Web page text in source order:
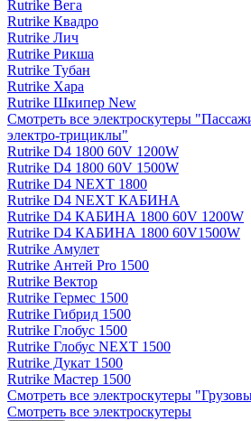
Rutrike Вега
Rutrike Квадро
Rutrike Лич
Rutrike Рикша
Rutrike Тубан
Rutrike Хара
Rutrike Шкипер New
Смотреть все электро­скутеры
электро‑трициклы"
Rutrike D4 1800 60V 1200W
Rutrike D4 1800 60V 1500W
Rutrike D4 NEXT 1800
Rutrike D4 NEXT КАБИНА
Rutrike D4 КАБИНА 1800 60V 1200W
Rutrike D4 КАБИНА 1800 60V1500W
Rutrike Амулет
Rutrike Антей Pro 1500
Rutrike Вектор
Rutrike Гермес 1500
Rutrike Гибрид 1500
Rutrike Глобус 1500
Rutrike Глобус NEXT 1500
Rutrike Дукат 1500
Rutrike Мастер 1500
Смотреть все электро­скутеры
Смотреть все электро­скутеры